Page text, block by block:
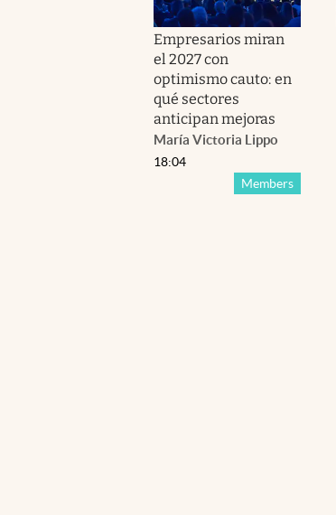
Empresarios miran
el 2027 con
optimismo cauto: en
qué sectores
anticipan mejoras
María Victoria Lippo
Members
18:04